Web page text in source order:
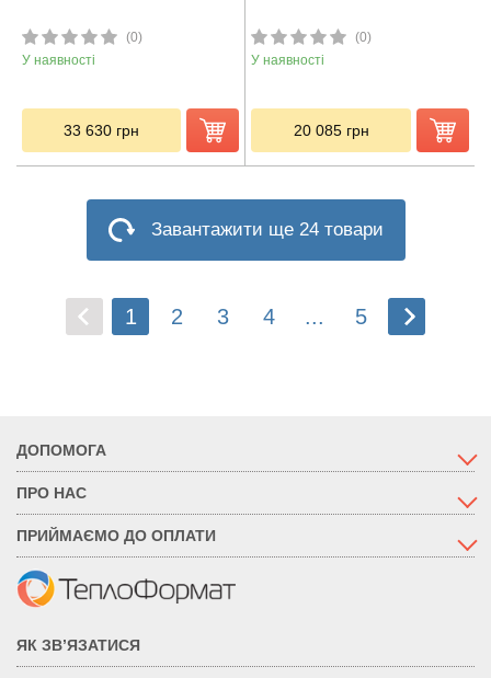
(0)
У наявності
33 630 грн
(0)
У наявності
20 085 грн
Завантажити ще 24 товари
1 2 3 4 ... 5
ДОПОМОГА
ПРО НАС
ПРИЙМАЄМО ДО ОПЛАТИ
ЯК ЗВ’ЯЗАТИСЯ